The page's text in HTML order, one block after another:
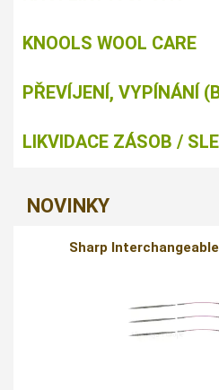
KNOOLS WOOL CARE
PŘEVÍJENÍ, VYPÍNÁNÍ
LIKVIDACE ZÁSOB /
NOVINKY
Sharp